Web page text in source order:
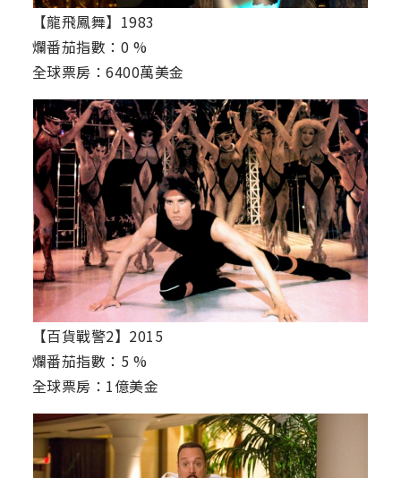
【龍飛鳳舞】1983
爛番茄指數：0 %
全球票房：6400萬美金
【百貨戰警2】2015
爛番茄指數：5 %
全球票房：1億美金